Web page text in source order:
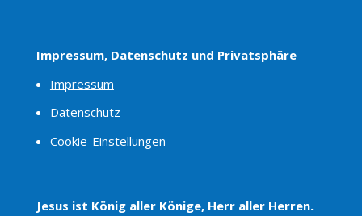
Impressum, Datenschutz und Privatsphäre
Impressum
Datenschutz
Cookie-Einstellungen
Jesus ist König aller Könige, Herr aller Herren.